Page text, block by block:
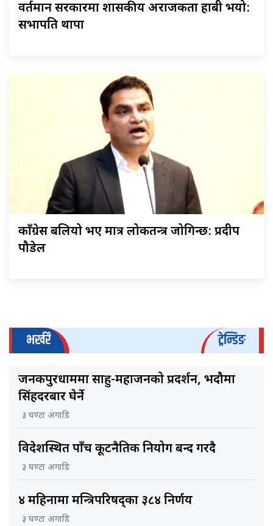
वर्तमान सरकारमा शासकीय अराजकता हाबी भयो:
सभापति थापा
काँग्रेस बलियो भए मात्र लोकतन्त्र जोगिन्छ: प्रदीप
पौडेल
भर्खरै ट्रेन्डिङ
जनकपुरधाममा साहु-महाजनको प्रदर्शन, भदौमा
सिंहदरबार घेर्ने
३ घण्टा अगाडि
विदेशस्थित पाँच कूटनैतिक नियोग बन्द गरिँदै
३ घण्टा अगाडि
४ महिनामा मन्त्रिपरिषद्का ३८४ निर्णय
३ घण्टा अगाडि